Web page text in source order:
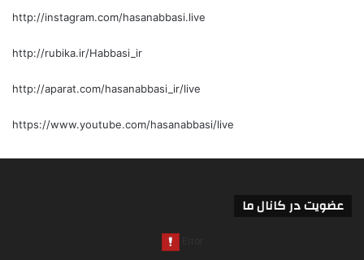
http://instagram.com/hasanabbasi.live
http://rubika.ir/Habbasi_ir
http://aparat.com/hasanabbasi_ir/live
https://www.youtube.com/hasanabbasi/live
عضویت در کانال ما